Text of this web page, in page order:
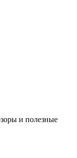
и полезные